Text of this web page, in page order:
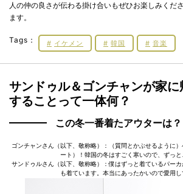
人の仲の良さが伝わる掛け合いもぜひお楽しみくだ
ます。
Tags： イケメン 韓国 音楽
サンドゥル＆ゴンチャンが家
することって一体何？
この冬一番着たアウターは？
ゴンチャンさん（以下、敬称略）：（質問とかぶせるように
ート）！韓国の冬はすごく寒いので、ずっと
サンドゥルさん（以下、敬称略）：僕はずっと着ているパー
も着ています。本当にあったかいので愛用し